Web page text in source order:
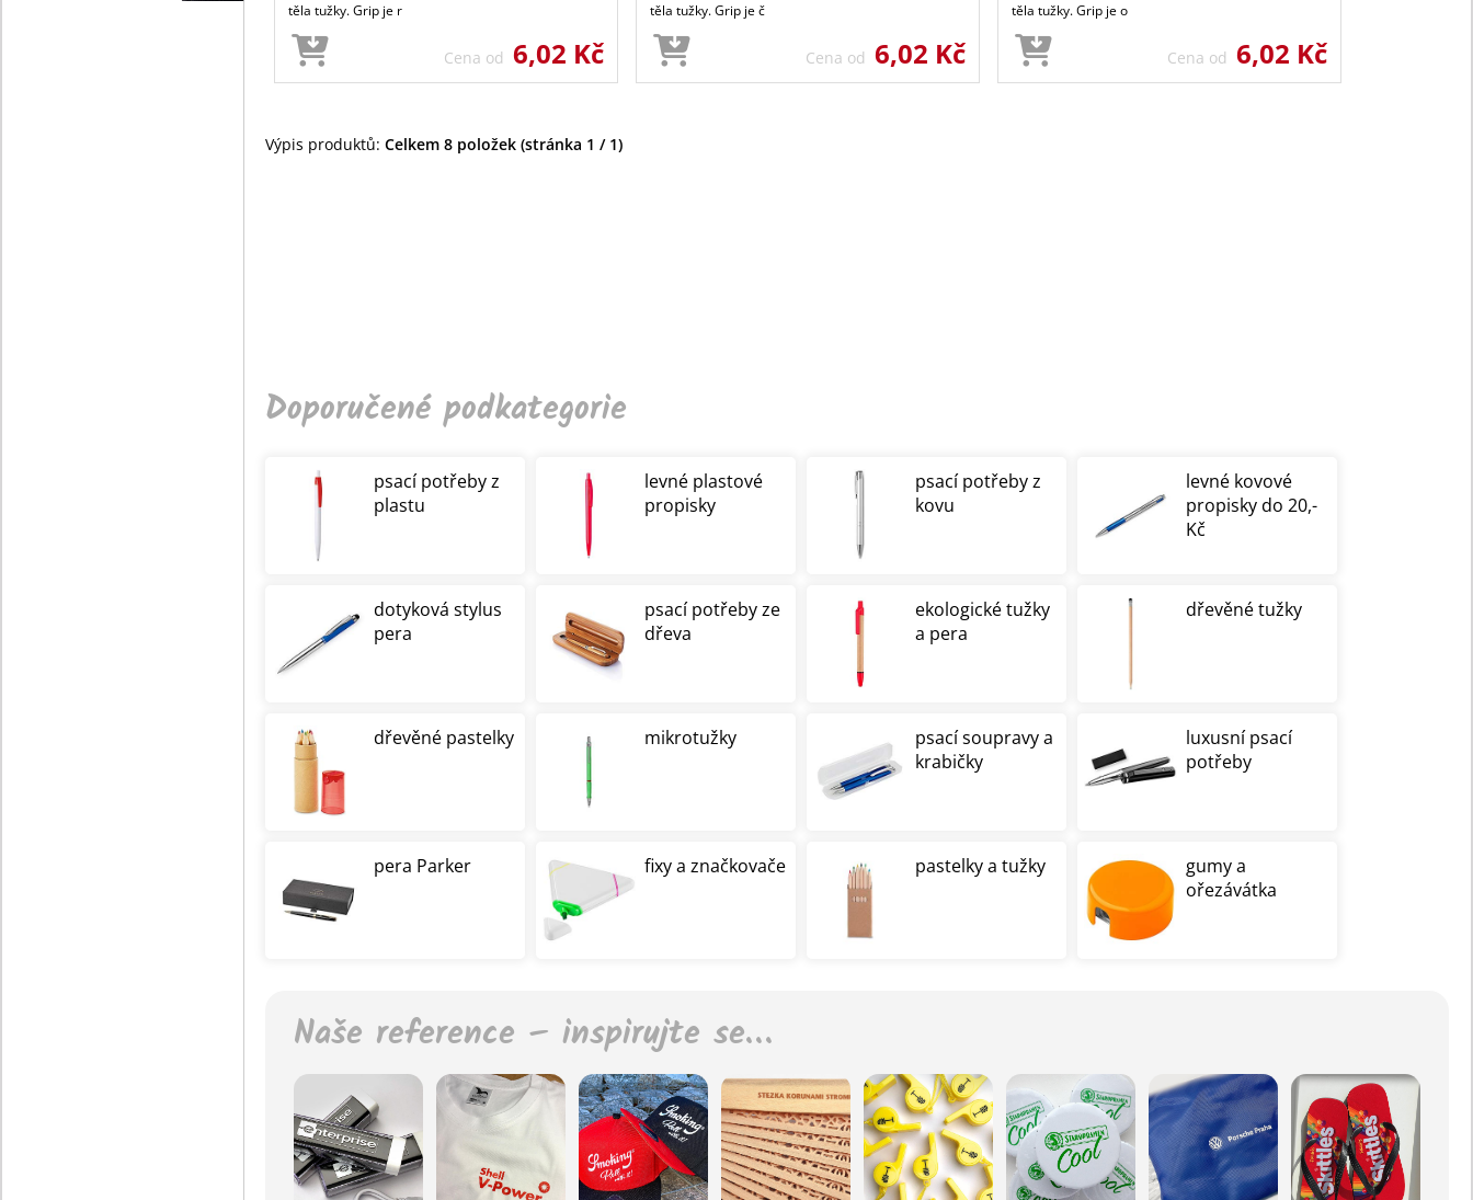
těla tužky. Grip je r
Cena od 6,02 Kč
těla tužky. Grip je č
Cena od 6,02 Kč
těla tužky. Grip je o
Cena od 6,02 Kč
Výpis produktů: Celkem 8 položek (stránka 1 / 1)
Doporučené podkategorie
psací potřeby z
plastu
levné plastové
propisky
psací potřeby z
kovu
levné kovové
propisky do 20,-
Kč
dotyková stylus
pera
psací potřeby ze
dřeva
ekologické tužky
a pera
dřevěné tužky
dřevěné pastelky mikrotužky
psací soupravy a
krabičky
luxusní psací
potřeby
pera Parker fixy a značkovače pastelky a tužky
gumy a
ořezávátka
Naše reference – inspirujte se…